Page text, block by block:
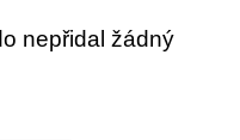
nepřidal žádný